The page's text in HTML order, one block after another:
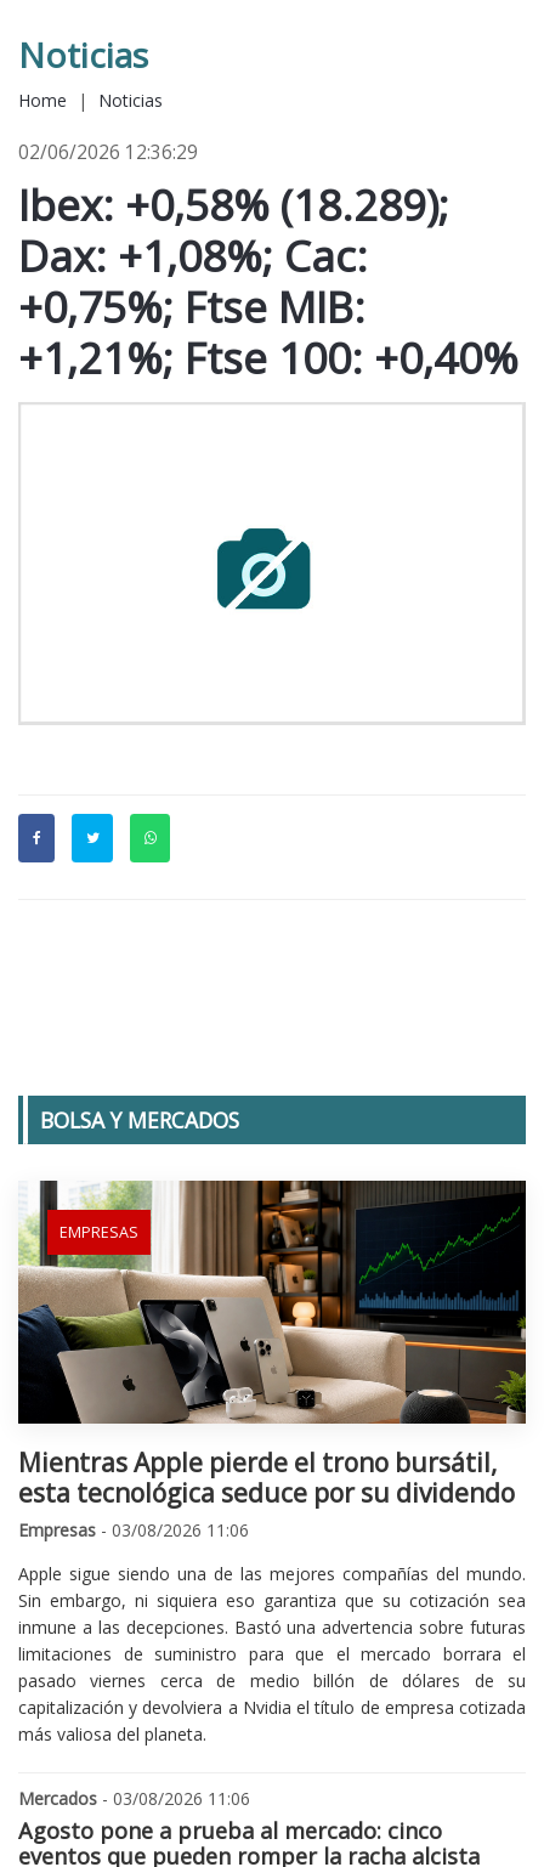
Noticias
Home | Noticias
02/06/2026 12:36:29
Ibex: +0,58% (18.289);
Dax: +1,08%; Cac:
+0,75%; Ftse MIB:
+1,21%; Ftse 100: +0,40%
BOLSA Y MERCADOS
EMPRESAS
Mientras Apple pierde el trono bursátil,
esta tecnológica seduce por su dividendo
Empresas - 03/08/2026 11:06
Apple sigue siendo una de las mejores compañías del mundo.
Sin embargo, ni siquiera eso garantiza que su cotización sea
inmune a las decepciones. Bastó una advertencia sobre futuras
limitaciones de suministro para que el mercado borrara el
pasado viernes cerca de medio billón de dólares de su
capitalización y devolviera a Nvidia el título de empresa cotizada
más valiosa del planeta.
Mercados - 03/08/2026 11:06
Agosto pone a prueba al mercado: cinco
eventos que pueden romper la racha alcista